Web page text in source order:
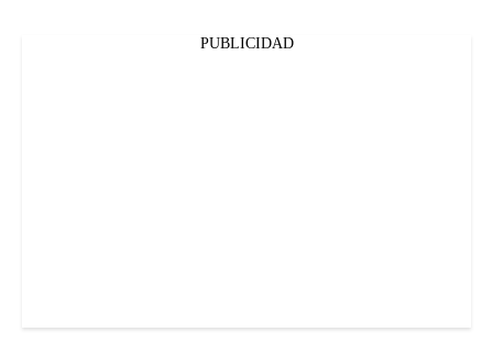
PUBLICIDAD